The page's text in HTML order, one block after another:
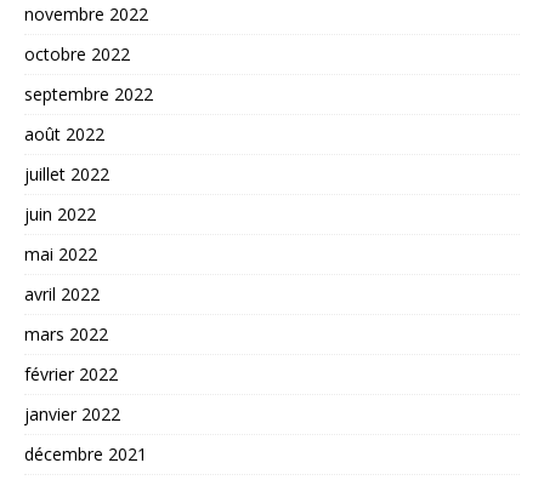
novembre 2022
octobre 2022
septembre 2022
août 2022
juillet 2022
juin 2022
mai 2022
avril 2022
mars 2022
février 2022
janvier 2022
décembre 2021